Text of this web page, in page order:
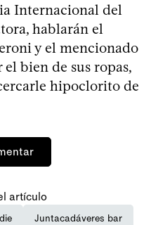
Internacional del
hablarán el
y el mencionado
bien de sus ropas,
hipoclorito de
artículo
Juntacadáveres bar